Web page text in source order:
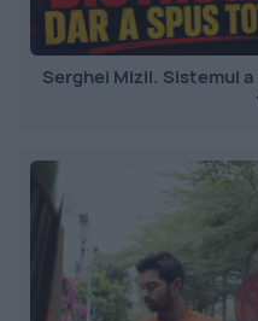
Serghei Mizil. Sistemul